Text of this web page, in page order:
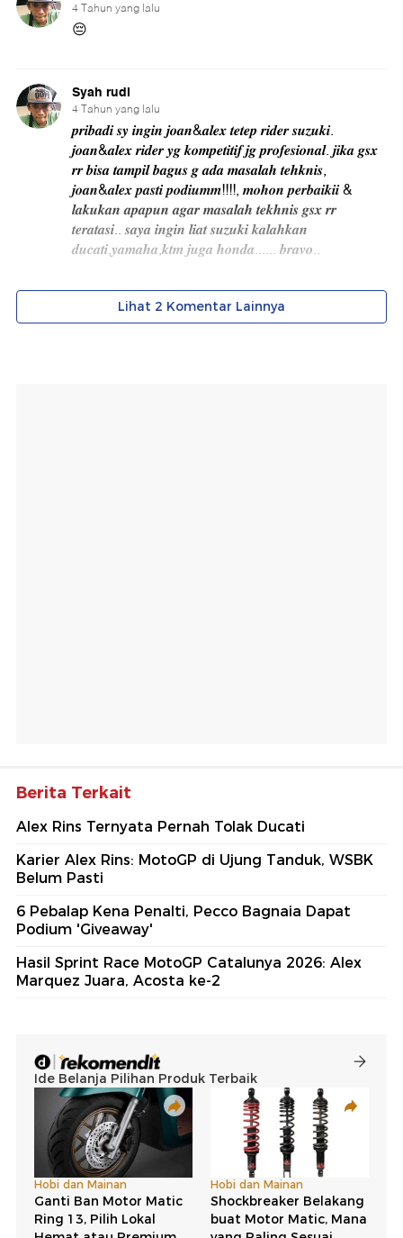
Berita Terkait
Alex Rins Ternyata Pernah Tolak Ducati
Karier Alex Rins: MotoGP di Ujung Tanduk, WSBK
Belum Pasti
6 Pebalap Kena Penalti, Pecco Bagnaia Dapat
Podium 'Giveaway'
Hasil Sprint Race MotoGP Catalunya 2026: Alex
Marquez Juara, Acosta ke-2